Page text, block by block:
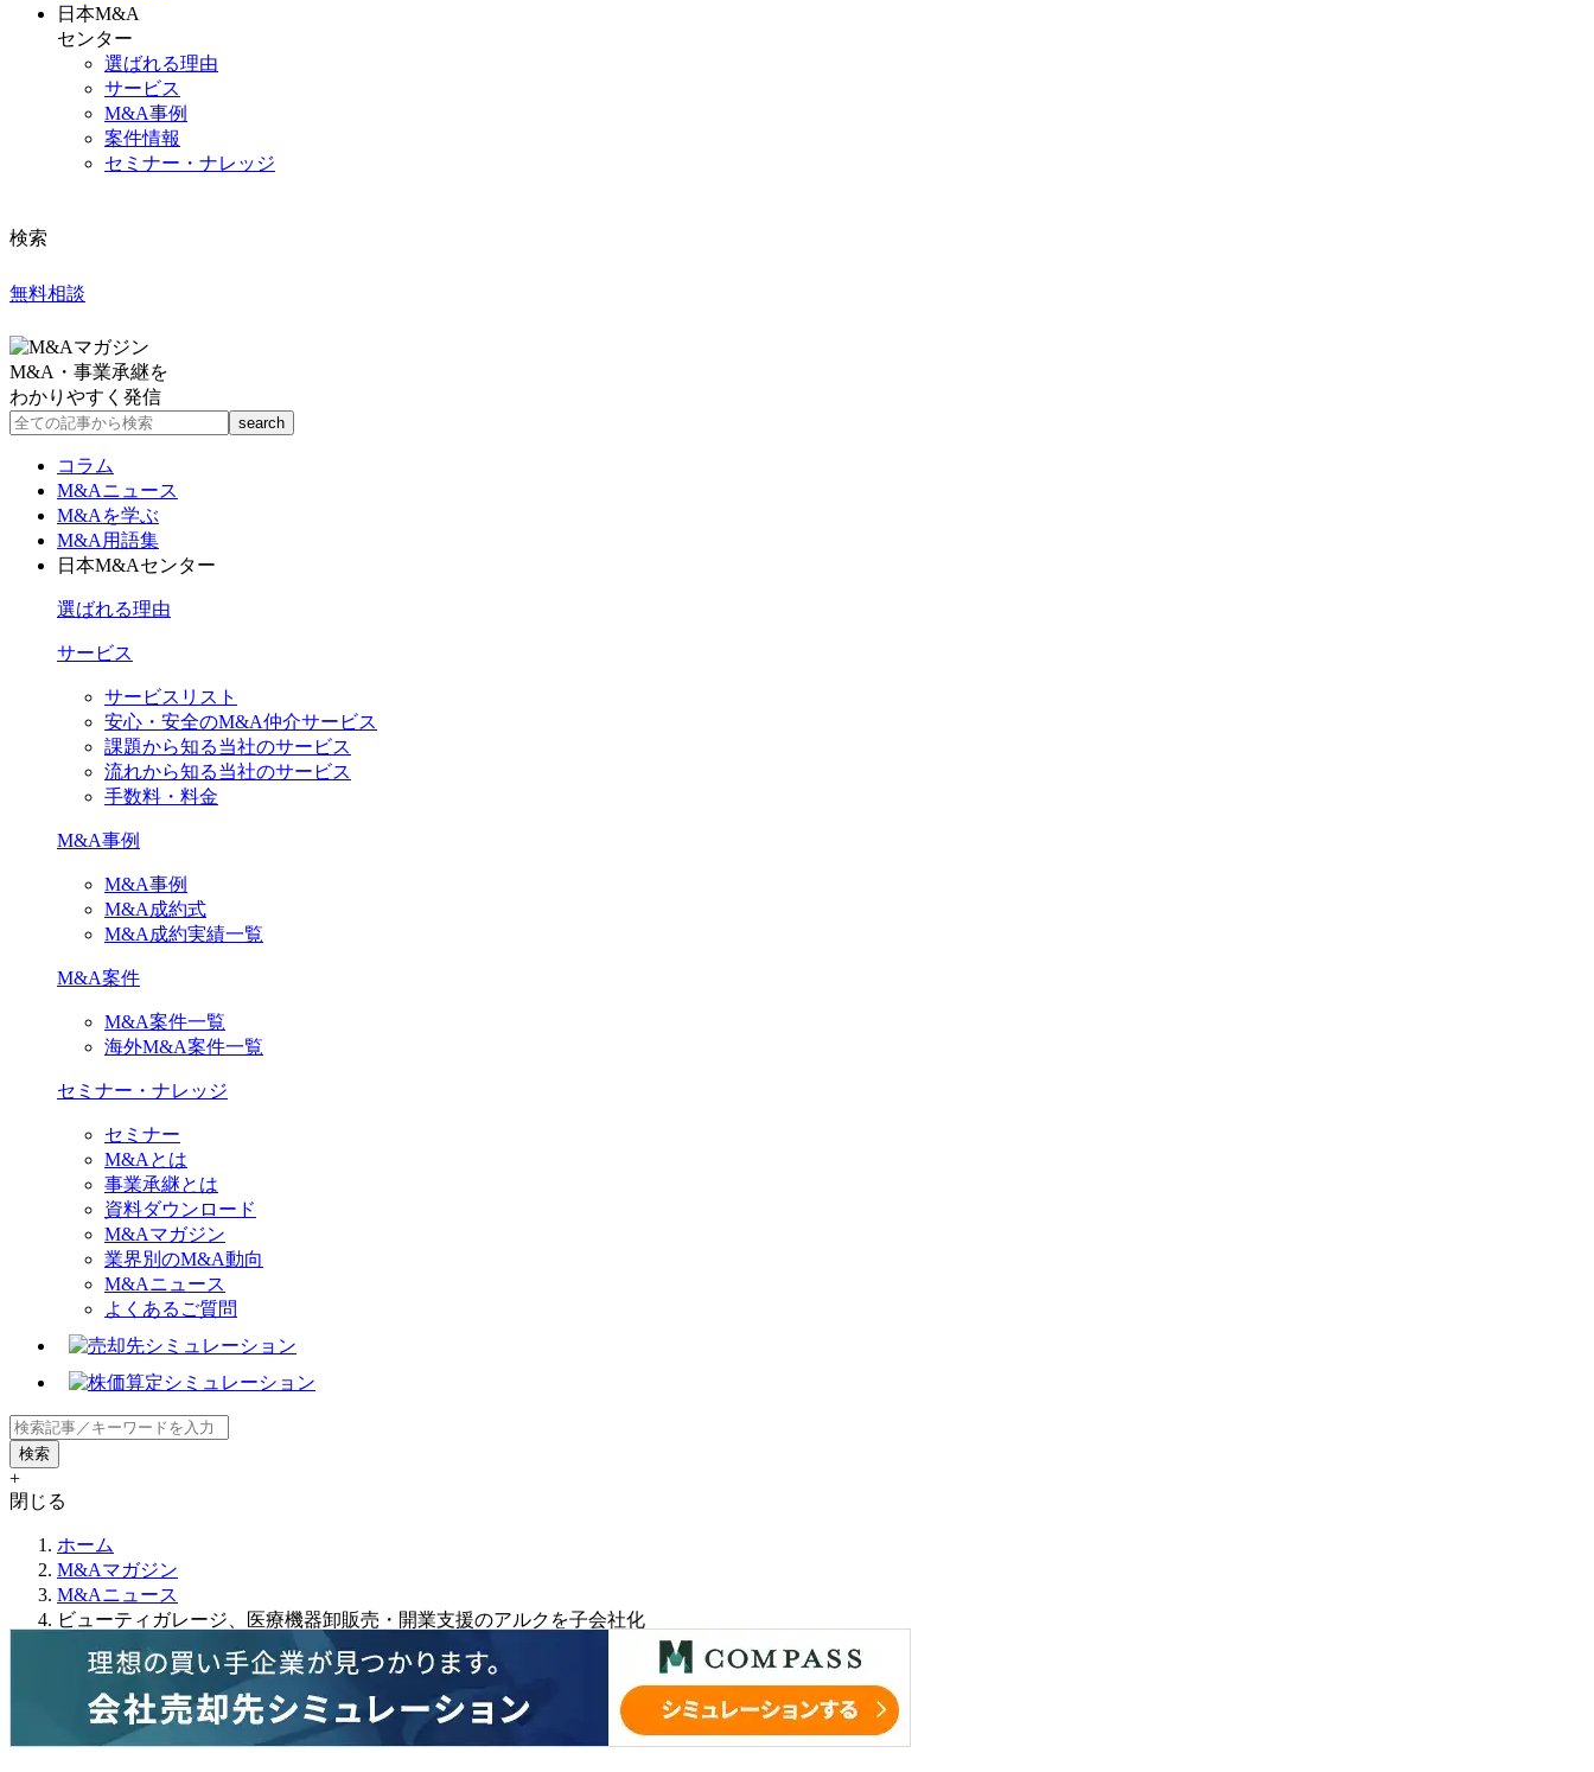
日本M&A
センター
選ばれる理由
サービス
M&A事例
案件情報
セミナー・ナレッジ
検索
無料相談
M&A・事業承継を
わかりやすく発信
コラム
M&Aニュース
M&Aを学ぶ
M&A用語集
日本M&Aセンター
選ばれる理由
サービス
サービスリスト
安心・安全のM&A仲介サービス
課題から知る当社のサービス
流れから知る当社のサービス
手数料・料金
M&A事例
M&A事例
M&A成約式
M&A成約実績一覧
M&A案件
M&A案件一覧
海外M&A案件一覧
セミナー・ナレッジ
セミナー
M&Aとは
事業承継とは
資料ダウンロード
M&Aマガジン
業界別のM&A動向
M&Aニュース
よくあるご質問
+
閉じる
ホーム
M&Aマガジン
M&Aニュース
ビューティガレージ、医療機器卸販売・開業支援のアルクを子会社化